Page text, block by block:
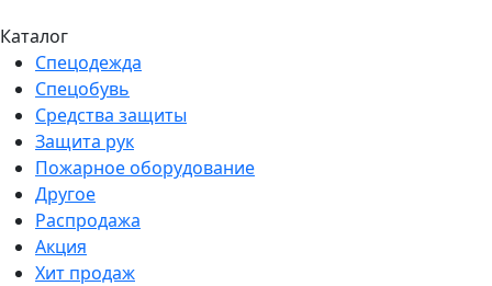
Каталог
Спецодежда
Спецобувь
Средства защиты
Защита рук
Пожарное оборудование
Другое
Распродажа
Акция
Хит продаж